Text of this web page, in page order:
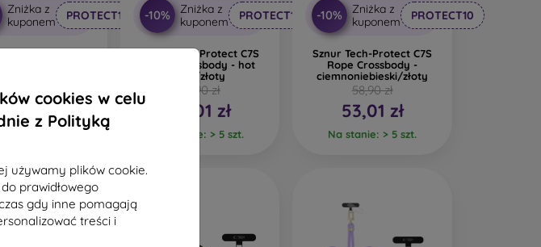
cookies w celu
z Polityką
używamy plików cookie.
prawidłowego
gdy inne pomagają
treści i
Zniżka z
kuponem
PROTECT10
Protect KLR100
76,90 zł
zł
> 5 szt.
-10%
Zniżka z
kuponem
PROTECT10
Sznur Tech-Protect C7S
Rope Crossbody - hot
pink/złoty
58,90 zł
53,01 zł
Na stanie: > 5 szt.
-10%
Zniżka z
kuponem
PROTECT10
Sznur Tech-Protect C7S
Rope Crossbody -
ciemnoniebieski/złoty
58,90 zł
53,01 zł
Na stanie: > 5 szt.